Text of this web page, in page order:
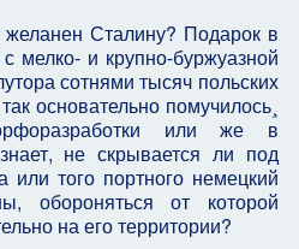
Сталину? Подарок в
мелко- и крупно-буржуазной
сотнями тысяч польских
основательно помучилось¸
или же в
не скрывается ли под
или того портного немецкий
обороняться от которой
на его территории?